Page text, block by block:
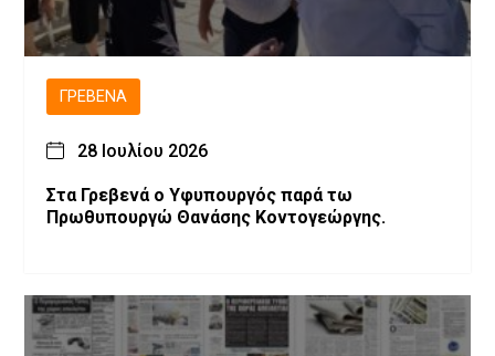
ΓΡΕΒΕΝΆ
28 Ιουλίου 2026
Στα Γρεβενά ο Υφυπουργός παρά τω
Πρωθυπουργώ Θανάσης Κοντογεώργης.